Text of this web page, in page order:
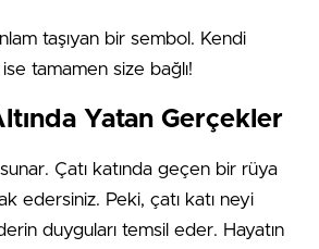
taşıyan bir sembol. Kendi
ise tamamen size bağlı!
Yatan Gerçekler
Çatı katında geçen bir rüya
edersiniz. Peki, çatı katı neyi
duyguları temsil eder. Hayatın